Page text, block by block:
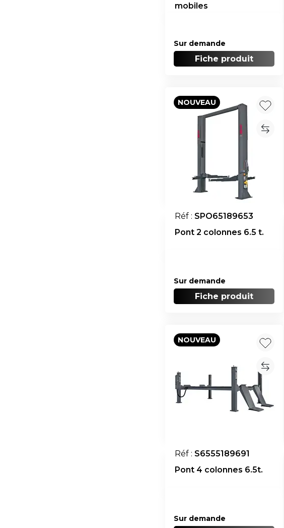
mobiles
Sur demande
Fiche produit
NOUVEAU
Réf : SPO65189653
Pont 2 colonnes 6.5 t.
Sur demande
Fiche produit
NOUVEAU
Réf : S6555189691
Pont 4 colonnes 6.5t.
Sur demande